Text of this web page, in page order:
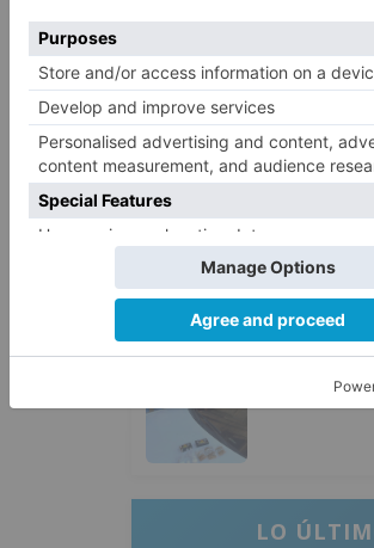
3
Santiago
refuerzo del
El Burgos CF
Lizancos ha
éxito del
Quintanar
hachís,
LO